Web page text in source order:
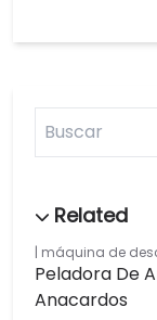
máquina de
Peladora De
Anacardos